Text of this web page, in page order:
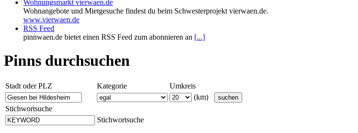
Wohnungsmarkt vierwaen.de
Wohnangebote und Mietgesuche findest du beim Schwesterprojekt vierwaen.de.
www.vierwaen.de
RSS Feed
pinnwaen.de bietet einen RSS Feed zum abonnieren an [...]
Pinns durchsuchen
Stadt oder PLZ Kategorie
Umkreis
(km)
Stichwortsuche
Stichwortsuche